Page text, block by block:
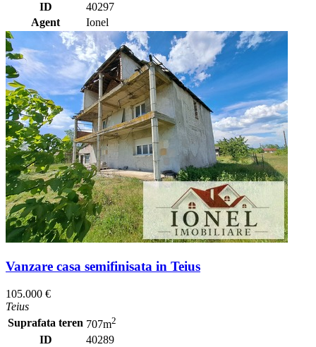
ID
40297
Agent
Ionel
Vanzare casa semifinisata in Teius
105.000 €
Teius
Suprafata teren 707m2
ID
40289